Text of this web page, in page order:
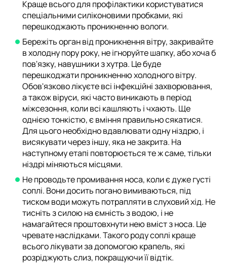
Краще всього для профілактики користуватися
спеціальними силіконовими пробками, які
перешкоджають проникненню вологи.
Бережіть орган від проникнення вітру, закривайте
в холодну пору року, не ігноруйте шапку, або хоча б
пов'язку, навушники з хутра. Це буде
перешкоджати проникненню холодного вітру.
Обов'язково лікуєте всі інфекційні захворювання,
а також віруси, які часто виникають в період
міжсезоння, коли всі кашляють і чхають. Ще
однією тонкістю, є вміння правильно сякатися.
Для цього необхідно вдавлювати одну ніздрю, і
висякувати через іншу, яка не закрита. На
наступному етапі повторюється те ж саме, тільки
ніздрі міняються місцями.
Не проводьте промивання носа, коли є дуже густі
соплі. Вони досить погано вимиваються, під
тиском води можуть потрапляти в слуховий хід. Не
тисніть з силою на ємність з водою, і не
намагайтеся проштовхнути нею вміст з носа. Це
чревате наслідками. Такого роду соплі краще
всього лікувати за допомогою крапель, які
розріджують слиз, покращуючи її відтік.